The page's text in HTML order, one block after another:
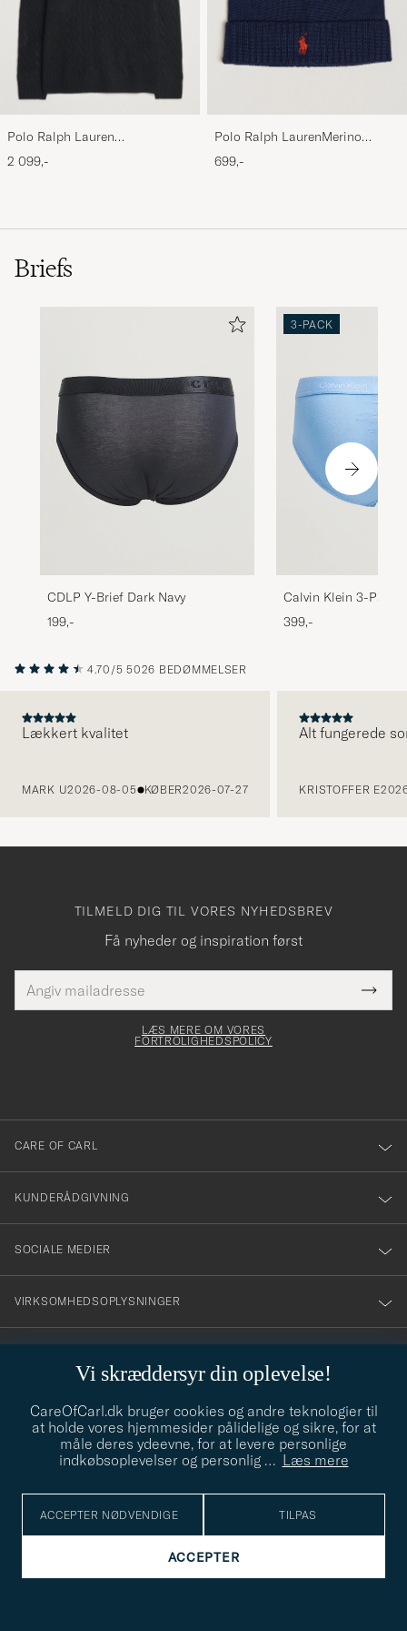
Polo Ralph Lauren
Wool/Cashmere Cable Half Zip
Polo Black
2 099,-
Polo Ralph LaurenMerino
BeanieHunter Navy
699,-
Briefs
CDLP Y-Brief Dark Navy
199,-
3-PACK
Calvin Klein 3-Pack
Stretch Hip Brief
Blue
399,-
4.70/5 5026 BEDØMMELSER
Lækkert kvalitet
MARK U2026-08-05 KØBER2026-07-27
Alt fungerede
KRISTOFFER E
Vi skræddersyr din oplevelse!
CareOfCarl.dk bruger cookies og andre teknologier til
at holde vores hjemmesider pålidelige og sikre, for at
måle deres ydeevne, for at levere personlige
indkøbsoplevelser og personlig … Læs mere
ACCEPTER NØDVENDIGE TILPAS
ACCEPTER
TILMELD DIG TIL VORES NYHEDSBREV
Få nyheder og inspiration først
mailadresse
skal
Tack
för
dig
till
vårt
nyhetsbrev!
LÆS MERE OM VORES
FORTROLIGHEDSPOLICY
CARE OF CARL
KUNDERÅDGIVNING
SOCIALE MEDIER
VIRKSOMHEDSOPLYSNINGER
info@careofcarl.dk
Behøver du hjælp til at finde din stil? Lad os hjælpe dig, vi hjælper
gerne til!
STILRÅD